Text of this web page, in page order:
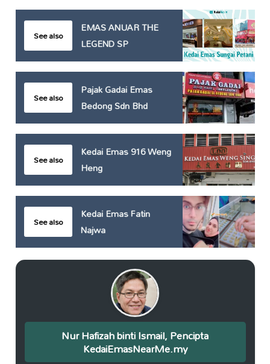
See also
EMAS ANUAR THE
LEGEND SP
See also
Pajak Gadai Emas
Bedong Sdn Bhd
See also
Kedai Emas 916 Weng
Heng
See also
Kedai Emas Fatin
Najwa
Nur Hafizah binti Ismail, Pencipta
KedaiEmasNearMe.my